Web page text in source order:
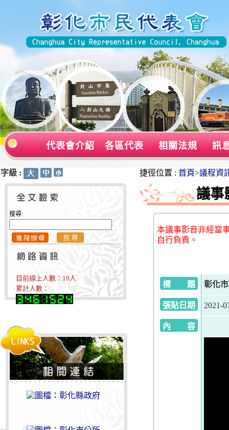
代表會介紹 各區代表 相關法規 訊
字級 :
搜尋:
目前線上人數： 19人
累計人數：
捷徑位置 : 首頁>議程資
議事
本議事影音非經當
自行負責。
標 題 彰化
張貼日期 2021-
內 容